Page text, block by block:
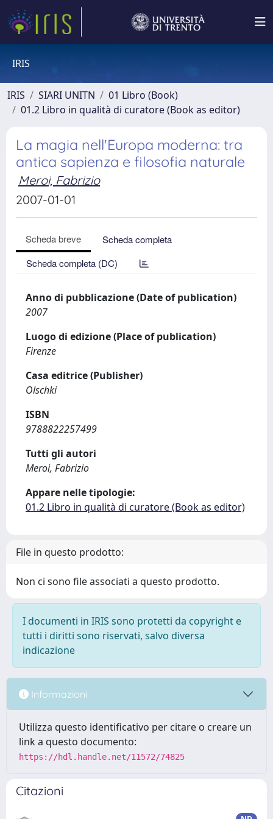
IRIS
IRIS SIARI UNITN
01 Libro (Book)
01.2 Libro in qualità di curatore (Book as editor)
La magia nell'Europa moderna: tra
antica sapienza e filosofia naturale
Meroi, Fabrizio
2007-01-01
Scheda breve
Scheda completa
Scheda completa (DC)
Anno di pubblicazione (Date of publication)
2007
Luogo di edizione (Place of publication)
Firenze
Casa editrice (Publisher)
Olschki
ISBN
9788822257499
Tutti gli autori
Meroi, Fabrizio
Appare nelle tipologie:
01.2 Libro in qualità di curatore (Book as editor)
File in questo prodotto:
Non ci sono file associati a questo prodotto.
I documenti in IRIS sono protetti da copyright e
tutti i diritti sono riservati, salvo diversa
indicazione
Informazioni
Utilizza questo identificativo per citare o creare un
link a questo documento:
https://hdl.handle.net/11572/74825
Citazioni